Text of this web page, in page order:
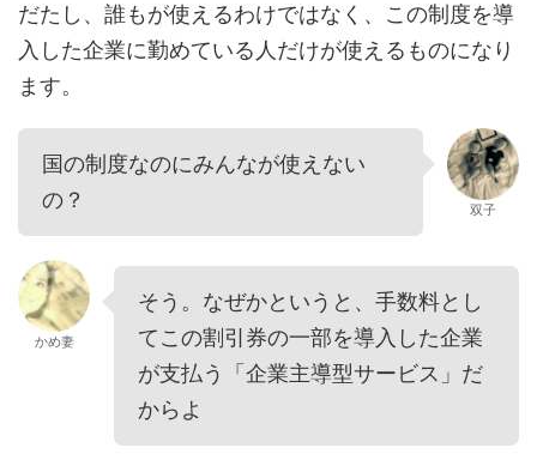
だたし、誰もが使えるわけではなく、この制度を導
入した企業に勤めている人だけが使えるものになり
ます。
国の制度なのにみんなが使えない
の？
双子
かめ妻
そう。なぜかというと、手数料とし
てこの割引券の一部を導入した企業
が支払う「企業主導型サービス」だ
からよ